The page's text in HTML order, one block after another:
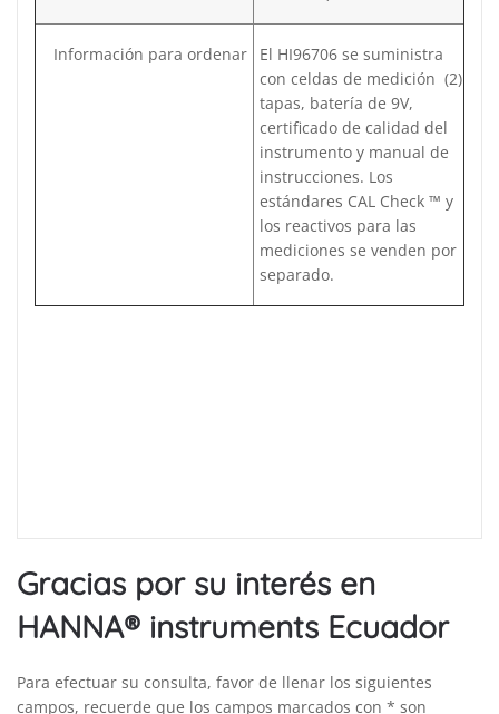
Información para ordenar
El HI96706 se suministra
con celdas de medición (2)
tapas, batería de 9V,
certificado de calidad del
instrumento y manual de
instrucciones. Los
estándares CAL Check ™ y
los reactivos para las
mediciones se venden por
separado.
Gracias por su interés en
HANNA® instruments Ecuador
Para efectuar su consulta, favor de llenar los siguientes
campos, recuerde que los campos marcados con * son